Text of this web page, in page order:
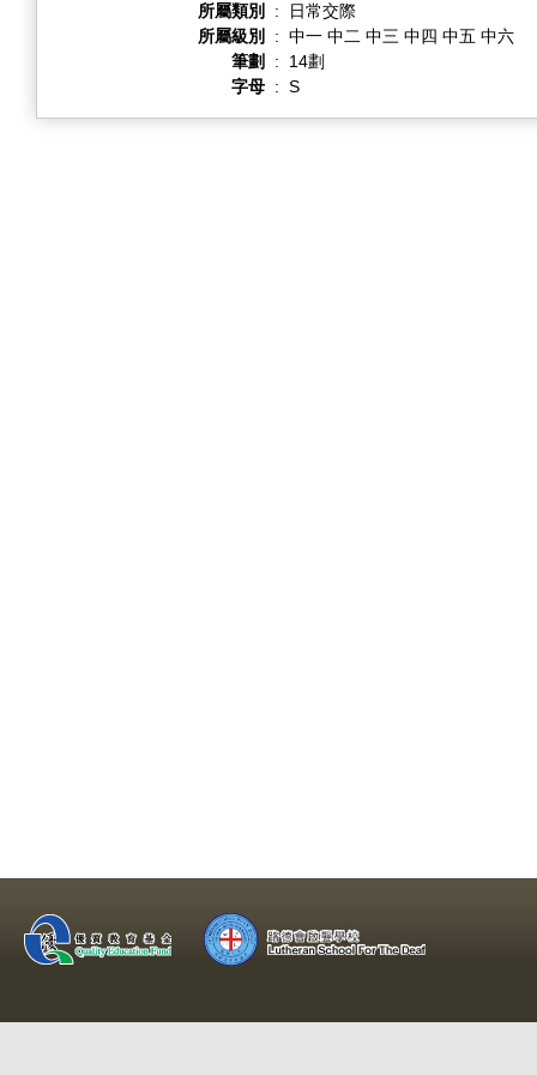
所屬類別
:
日常交際
所屬級別
: 中一 中二 中三 中四 中五 中六
筆劃
:
14劃
字母 : S